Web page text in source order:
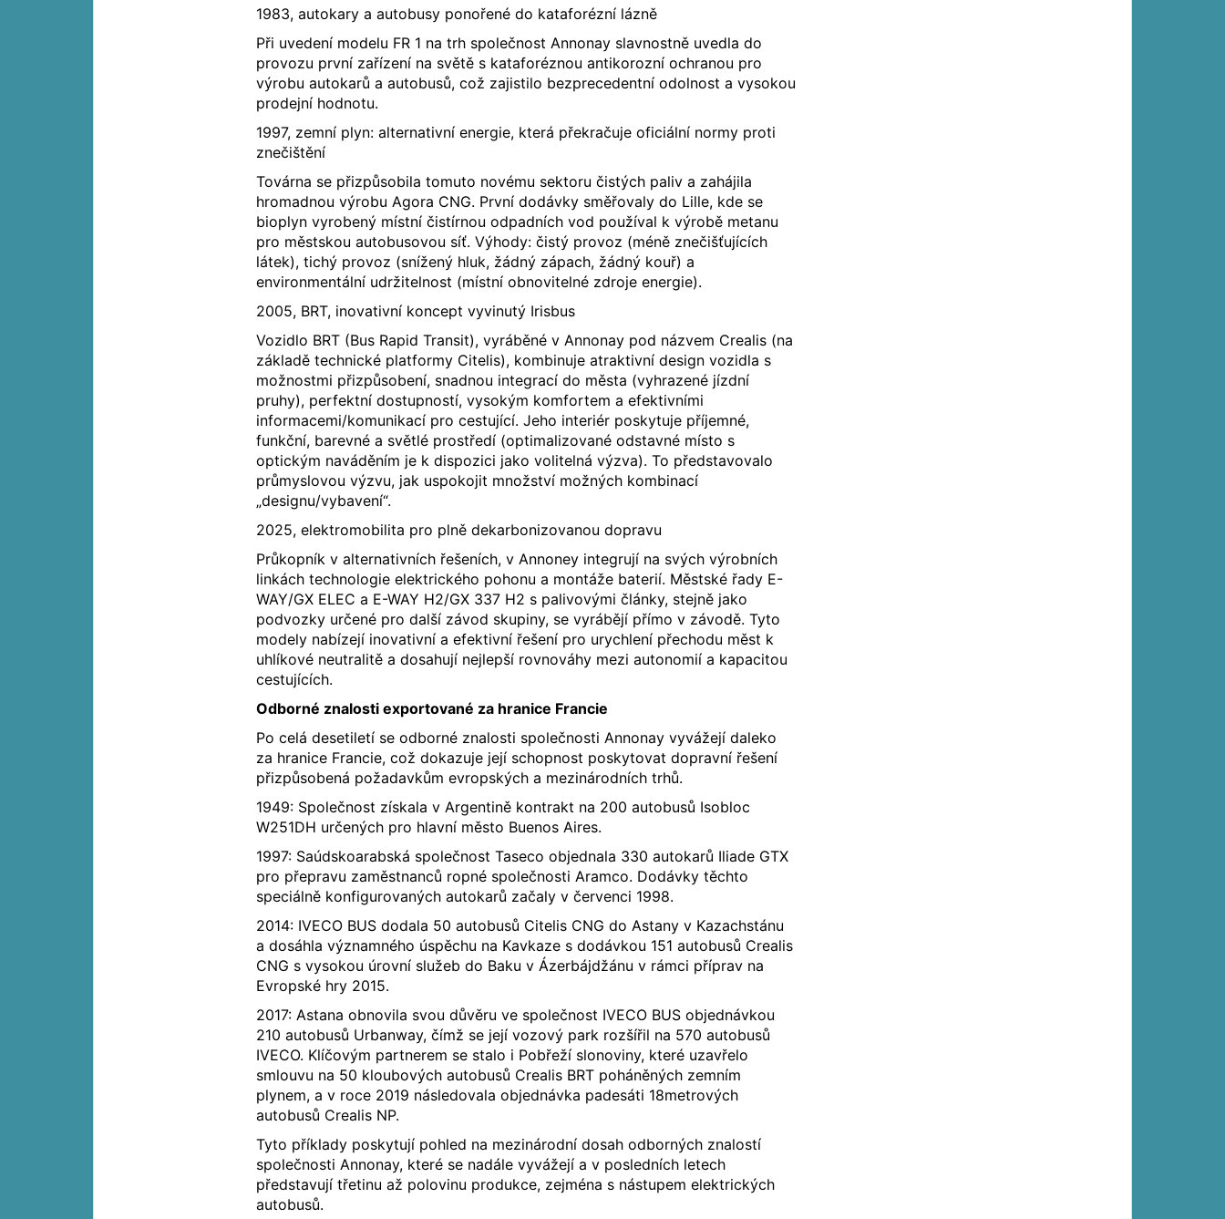
1983, autokary a autobusy ponořené do kataforézní lázně
Při uvedení modelu FR 1 na trh společnost Annonay slavnostně uvedla do
provozu první zařízení na světě s kataforéznou antikorozní ochranou pro
výrobu autokarů a autobusů, což zajistilo bezprecedentní odolnost a vysokou
prodejní hodnotu.
1997, zemní plyn: alternativní energie, která překračuje oficiální normy proti
znečištění
Továrna se přizpůsobila tomuto novému sektoru čistých paliv a zahájila
hromadnou výrobu Agora CNG. První dodávky směřovaly do Lille, kde se
bioplyn vyrobený místní čistírnou odpadních vod používal k výrobě metanu
pro městskou autobusovou síť. Výhody: čistý provoz (méně znečišťujících
látek), tichý provoz (snížený hluk, žádný zápach, žádný kouř) a
environmentální udržitelnost (místní obnovitelné zdroje energie).
2005, BRT, inovativní koncept vyvinutý Irisbus
Vozidlo BRT (Bus Rapid Transit), vyráběné v Annonay pod názvem Crealis (na
základě technické platformy Citelis), kombinuje atraktivní design vozidla s
možnostmi přizpůsobení, snadnou integrací do města (vyhrazené jízdní
pruhy), perfektní dostupností, vysokým komfortem a efektivními
informacemi/komunikací pro cestující. Jeho interiér poskytuje příjemné,
funkční, barevné a světlé prostředí (optimalizované odstavné místo s
optickým naváděním je k dispozici jako volitelná výzva). To představovalo
průmyslovou výzvu, jak uspokojit množství možných kombinací
„designu/vybavení“.
2025, elektromobilita pro plně dekarbonizovanou dopravu
Průkopník v alternativních řešeních, v Annoney integrují na svých výrobních
linkách technologie elektrického pohonu a montáže baterií. Městské řady E-
WAY/GX ELEC a E-WAY H2/GX 337 H2 s palivovými články, stejně jako
podvozky určené pro další závod skupiny, se vyrábějí přímo v závodě. Tyto
modely nabízejí inovativní a efektivní řešení pro urychlení přechodu měst k
uhlíkové neutralitě a dosahují nejlepší rovnováhy mezi autonomií a kapacitou
cestujících.
Odborné znalosti exportované za hranice Francie
Po celá desetiletí se odborné znalosti společnosti Annonay vyvážejí daleko
za hranice Francie, což dokazuje její schopnost poskytovat dopravní řešení
přizpůsobená požadavkům evropských a mezinárodních trhů.
1949: Společnost získala v Argentině kontrakt na 200 autobusů Isobloc
W251DH určených pro hlavní město Buenos Aires.
1997: Saúdskoarabská společnost Taseco objednala 330 autokarů Iliade GTX
pro přepravu zaměstnanců ropné společnosti Aramco. Dodávky těchto
speciálně konfigurovaných autokarů začaly v červenci 1998.
2014: IVECO BUS dodala 50 autobusů Citelis CNG do Astany v Kazachstánu
a dosáhla významného úspěchu na Kavkaze s dodávkou 151 autobusů Crealis
CNG s vysokou úrovní služeb do Baku v Ázerbájdžánu v rámci příprav na
Evropské hry 2015.
2017: Astana obnovila svou důvěru ve společnost IVECO BUS objednávkou
210 autobusů Urbanway, čímž se její vozový park rozšířil na 570 autobusů
IVECO. Klíčovým partnerem se stalo i Pobřeží slonoviny, které uzavřelo
smlouvu na 50 kloubových autobusů Crealis BRT poháněných zemním
plynem, a v roce 2019 následovala objednávka padesáti 18metrových
autobusů Crealis NP.
Tyto příklady poskytují pohled na mezinárodní dosah odborných znalostí
společnosti Annonay, které se nadále vyvážejí a v posledních letech
představují třetinu až polovinu produkce, zejména s nástupem elektrických
autobusů.